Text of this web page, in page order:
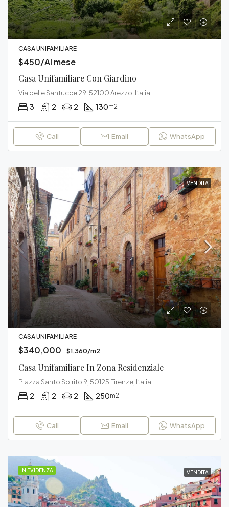
CASA UNIFAMILIARE
$450/Al mese
Casa Unifamiliare Con Giardino
Via delle Santucce 29, 52100 Arezzo, Italia
3 2 2 130m2
Call Email WhatsApp
VENDITA
CASA UNIFAMILIARE
$340,000 $1,360/m2
Casa Unifamiliare In Zona Residenziale
Piazza Santo Spirito 9, 50125 Firenze, Italia
2 2 2 250m2
Call Email WhatsApp
IN EVIDENZA VENDITA